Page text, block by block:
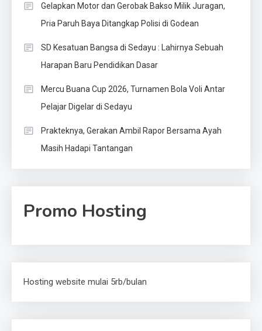
Gelapkan Motor dan Gerobak Bakso Milik Juragan,
Pria Paruh Baya Ditangkap Polisi di Godean
SD Kesatuan Bangsa di Sedayu : Lahirnya Sebuah
Harapan Baru Pendidikan Dasar
Mercu Buana Cup 2026, Turnamen Bola Voli Antar
Pelajar Digelar di Sedayu
Prakteknya, Gerakan Ambil Rapor Bersama Ayah
Masih Hadapi Tantangan
Promo Hosting
Hosting website mulai 5rb/bulan